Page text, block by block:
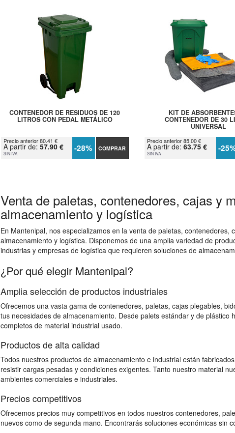
CONTENEDOR DE RESIDUOS DE 120
LITROS CON PEDAL METÁLICO
Precio anterior 80.41 €
A partir de: 57.90 €
SIN IVA -28% COMPRAR
KIT DE
CONTENEDOR DE 30
UNIVERSAL
Precio anterior 85.00 €
A partir de: 63.75 €
SIN IVA -
Venta de paletas, contenedores, cajas y
almacenamiento y logística
En Mantenipal, nos especializamos en la venta de paletas,
almacenamiento y logística. Disponemos de una amplia variedad de
industrias y empresas de logística que requieren soluciones de
¿Por qué elegir Mantenipal?
Amplia selección de productos industriales
Ofrecemos una vasta gama de contenedores, paletas, cajas plegables,
tus necesidades de almacenamiento. Desde palets estándar y de
completos de material industrial usado.
Productos de alta calidad
Todos nuestros productos de almacenamiento e industrial están
resistir cargas pesadas y condiciones exigentes. Tanto nuestro material
ambientes comerciales e industriales.
Precios competitivos
Ofrecemos precios muy competitivos en todos nuestros contenedores,
nuevos como de segunda mano. Encontrarás soluciones económicas sin